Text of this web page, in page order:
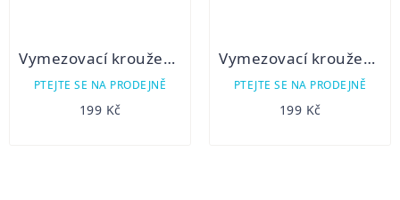
Vymezovací kroužek pro PARD NV007 z 48 na 46mm
PTEJTE SE NA PRODEJNĚ
199 Kč
Vymezovací kroužek pro PARD NV007 z 42 na 40mm
PTEJTE SE NA PRODEJNĚ
199 Kč